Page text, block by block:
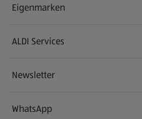
Eigenmarken
ALDI Services
Newsletter
WhatsApp